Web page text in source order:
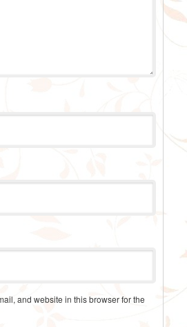
and website in this browser for the